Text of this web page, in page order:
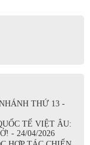
THỨ 13 -
TẾ VIỆT ÂU:
- 24/04/2026